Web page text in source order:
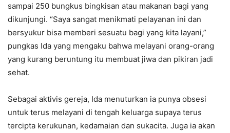
sampai 250 bungkus bingkisan atau makanan bagi yang
dikunjungi. “Saya sangat menikmati pelayanan ini dan
bersyukur bisa memberi sesuatu bagi yang kita layani,”
pungkas Ida yang mengaku bahwa melayani orang-orang
yang kurang beruntung itu membuat jiwa dan pikiran jadi
sehat.
Sebagai aktivis gereja, Ida menuturkan ia punya obsesi
untuk terus melayani di tengah keluarga supaya terus
tercipta kerukunan, kedamaian dan sukacita. Juga ia akan